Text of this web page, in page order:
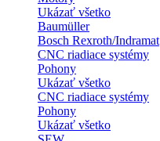
Ukázať všetko
Baumüller
Bosch Rexroth/Indramat
CNC riadiace systémy
Pohony
Ukázať všetko
CNC riadiace systémy
Pohony
Ukázať všetko